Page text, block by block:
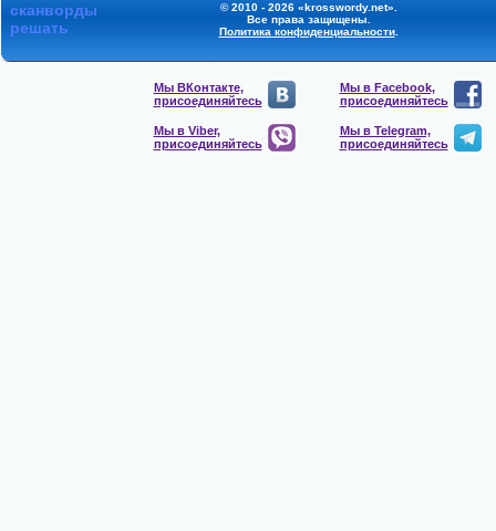
сканворды
решать
© 2010 - 2026 «krosswordy.net».
Все права защищены.
Политика конфиденциальности.
Мы ВКонтакте,
присоединяйтесь
Мы в Facebook,
присоединяйтесь
Мы в Viber,
присоединяйтесь
Мы в Telegram,
присоединяйтесь